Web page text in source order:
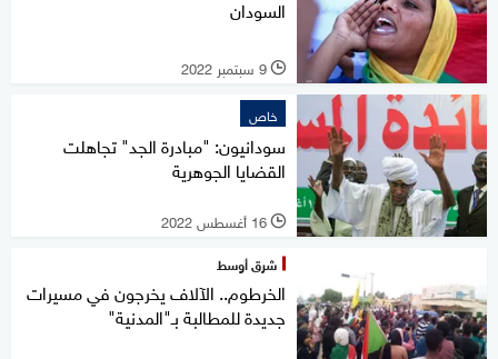
السودان
l 9 سبتمبر 2022
خاص
سودانيون: "مبادرة الجد" تجاهلت
القضايا الجوهرية
l 16 أغسطس 2022
شرق أوسط
الخرطوم.. الآلاف يخرجون في مسيرات
جديدة للمطالبة بـ"المدنية"